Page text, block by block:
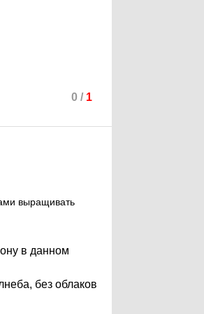
0 / 1
выращивать
в данном
без облаков